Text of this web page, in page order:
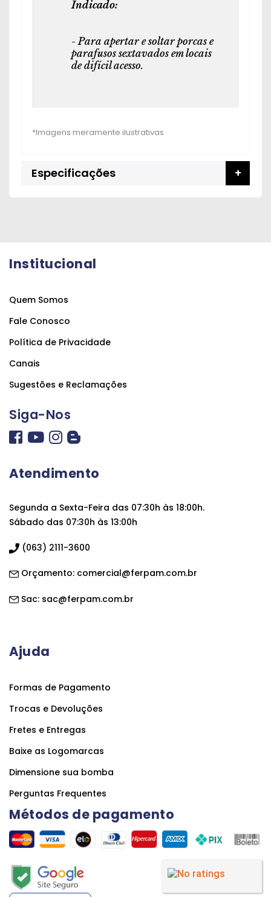
Indicado:
- Para apertar e soltar porcas e
parafusos sextavados em locais
de difícil acesso.
Especificações
Institucional
Quem Somos
Fale Conosco
Política de Privacidade
Canais
Sugestões e Reclamações
Siga-Nos
Atendimento
Segunda a Sexta-Feira das 07:30h às 18:00h.
Sábado das 07:30h às 13:00h
(063) 2111-3600
Orçamento: comercial@ferpam.com.br
Sac: sac@ferpam.com.br
Ajuda
Formas de Pagamento
Trocas e Devoluções
Fretes e Entregas
Baixe as Logomarcas
Dimensione sua bomba
Perguntas Frequentes
Métodos de pagamento